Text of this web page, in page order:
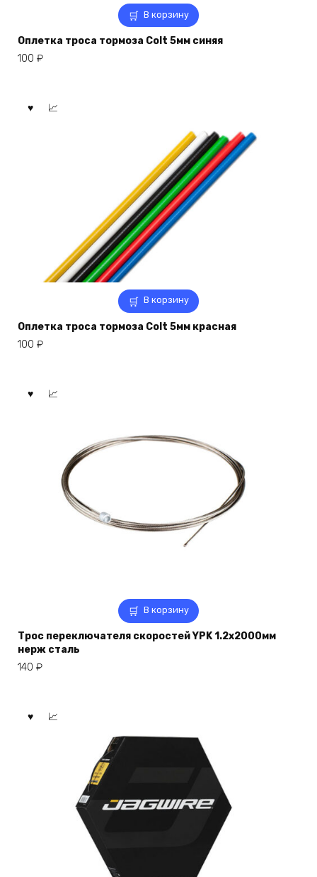
В корзину
Оплетка троса тормоза Colt 5мм синяя
100 ₽
В корзину
Оплетка троса тормоза Colt 5мм красная
100 ₽
В корзину
Трос переключателя скоростей YPK 1.2х2000мм
нерж сталь
140 ₽